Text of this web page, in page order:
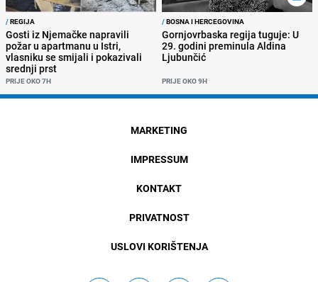
/REGIJA
Gosti iz Njemačke napravili
požar u apartmanu u Istri,
vlasniku se smijali i pokazivali
srednji prst
PRIJE OKO 7H
/BOSNA I HERCEGOVINA
Gornjovrbaska regija tuguje: U
29. godini preminula Aldina
Ljubunčić
PRIJE OKO 9H
MARKETING
IMPRESSUM
KONTAKT
PRIVATNOST
USLOVI KORIŠTENJA